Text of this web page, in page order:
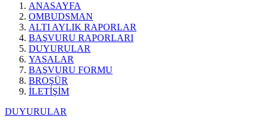
ANASAYFA
OMBUDSMAN
ALTI AYLIK RAPORLAR
BAŞVURU RAPORLARI
DUYURULAR
YASALAR
BAŞVURU FORMU
BROŞÜR
İLETİŞİM
DUYURULAR